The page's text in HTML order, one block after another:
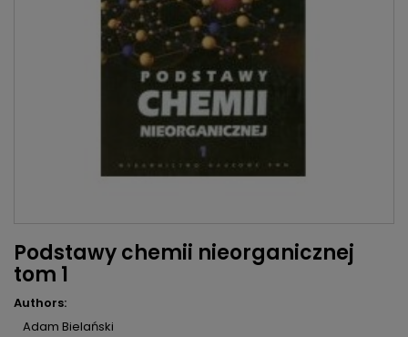
Podstawy chemii nieorganicznej
tom 1
Authors:
Adam Bielański